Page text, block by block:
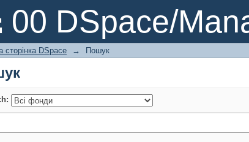
00 DSpace/
сторінка DSpace → Пошук